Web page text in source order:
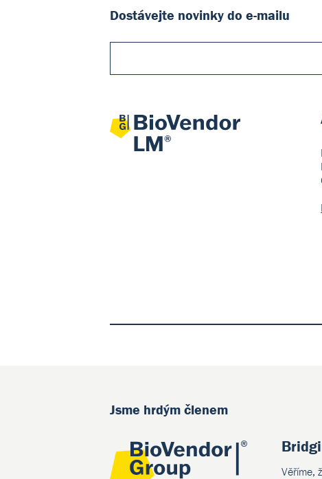
Dostávejte novinky do e-mailu
Jsme hrdým členem
Věříme,